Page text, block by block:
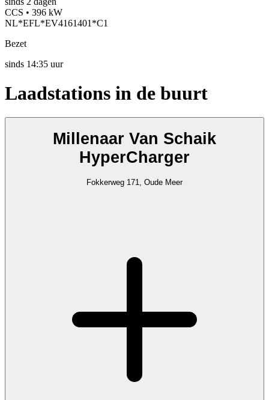
CCS • 396 kW
NL*EFL*EV4161401*C1
Bezet
sinds 14:35 uur
Laadstations in de buurt
Millenaar Van Schaik
HyperCharger
Fokkerweg 171, Oude Meer